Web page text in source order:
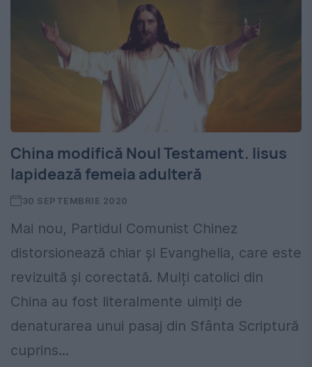
China modifică Noul Testament. Iisus
lapidează femeia adulteră
30 SEPTEMBRIE 2020
Mai nou, Partidul Comunist Chinez
distorsionează chiar şi Evanghelia, care este
revizuită și corectată. Mulți catolici din
China au fost literalmente uimiți de
denaturarea unui pasaj din Sfânta Scriptură
cuprins...